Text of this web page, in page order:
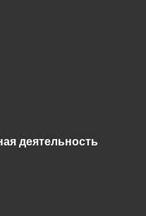
деятельность